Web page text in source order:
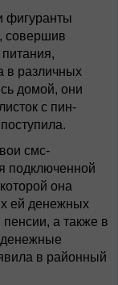
фигуранты
совершив
в различных
домой, они
с пин-
смс-
подключенной
она
ей денежных
а также в
денежные
в районный